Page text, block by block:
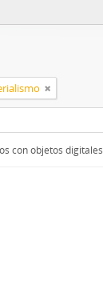
con objetos digitales